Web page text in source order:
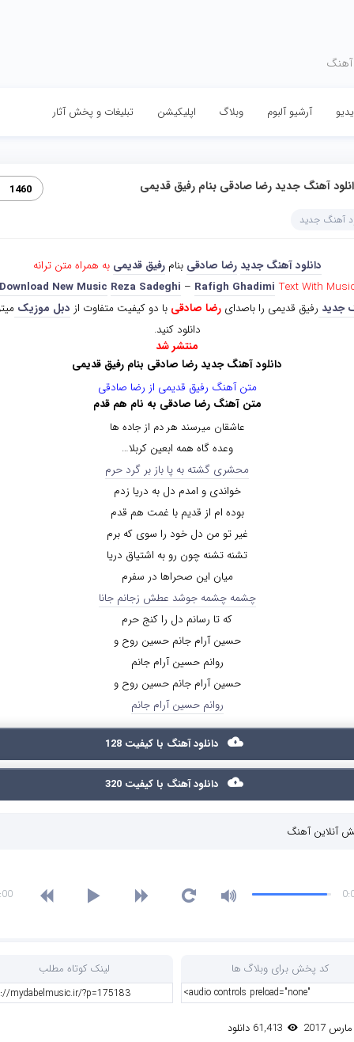
آهنگ
آرشیو آلبوم وبلاگ اپلیکیشن تبلیغات و پخش آثار
آهنگ جدید رضا صادقی بنام رفیق قدیمی 1460
آهنگ جدید
دانلود آهنگ جدید رضا صادقی بنامرفیق قدیمی به همراه متن ترانه
New Music Reza Sadeghi – Rafigh Ghadimi Text With
جدید رفیق قدیمی را باصدایرضا صادقی با دو کیفیت متفاوت از دبل موزیک
دانلود کنید.
منتشر شد
دانلود آهنگ جدید رضا صادقی بنام رفیق قدیمی
متن آهنگ رفیق قدیمی از رضا صادقی
متن آهنگ رضا صادقی به نام هم قدم
عاشقان میرسند هر دم از جاده ها
وعده گاه همه ابعین کربلا…
محشری گشته به پا باز بر گرد حرم
خواندی و امدم دل به دریا زدم
بوده ام از قدیم با غمت هم قدم
غیر تو من دل خود را سوی که برم
تشنه تشنه چون رو به اشتیاق دریا
میان این صحراها در سفرم
چشمه چشمه جوشد عطش زجانم جانا
که تا رسانم دل را کنج حرم
حسین آرام جانم حسین روح و
روانم حسین آرام جانم
حسین آرام جانم حسین روح و
روانم حسین آرام جانم
دانلود آهنگ با کیفیت 128
دانلود آهنگ با کیفیت 320
آنلاین آهنگ
کد پخش برای وبلاگ ها لینک کوتاه مطلب